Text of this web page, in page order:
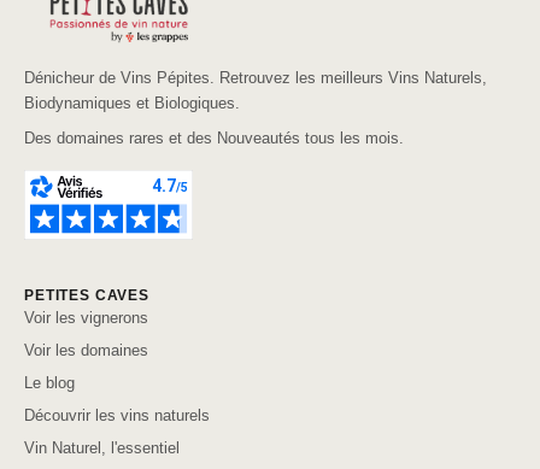
Dénicheur de Vins Pépites. Retrouvez les meilleurs Vins Naturels,
Biodynamiques et Biologiques.
Des domaines rares et des Nouveautés tous les mois.
PETITES CAVES
Voir les vignerons
Voir les domaines
Le blog
Découvrir les vins naturels
Vin Naturel, l'essentiel